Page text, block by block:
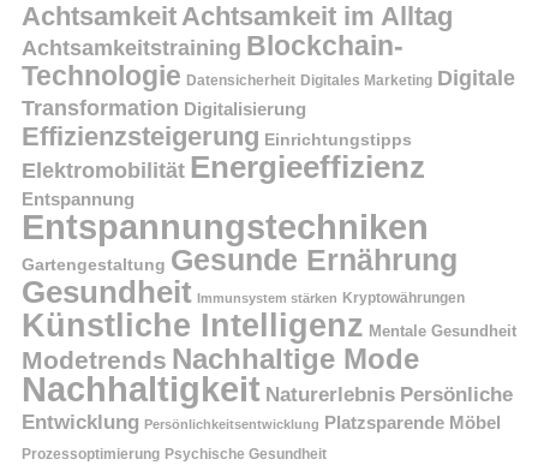
AchtsamkeitAchtsamkeit im Alltag
Achtsamkeitstraining Blockchain-
Technologie Datensicherheit Digitales Marketing Digitale
Transformation Digitalisierung
Effizienzsteigerung Einrichtungstipps
Elektromobilität Energieeffizienz
Entspannung
Entspannungstechniken
Gartengestaltung Gesunde Ernährung
Gesundheit Immunsystem stärken Kryptowährungen
Künstliche Intelligenz Mentale Gesundheit
Modetrends Nachhaltige Mode
Nachhaltigkeit Naturerlebnis Persönliche
Entwicklung Persönlichkeitsentwicklung Platzsparende Möbel
Prozessoptimierung Psychische Gesundheit